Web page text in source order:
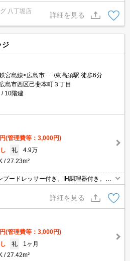
セキュリティーは安心♪追い焚き機能な
で経済的♪
八丁堀店
詳細を見る
ジ
宮島線<広島市･･･/東高須駅 徒歩6分
島市西区己斐本町３丁目
10階建
(管理費等：3,000円)
礼
4.9万
27.23m²
ードレッサー付き。IH調理器付き。ク
詳細を見る
(管理費等：3,000円)
礼
1ヶ月
27.42m²